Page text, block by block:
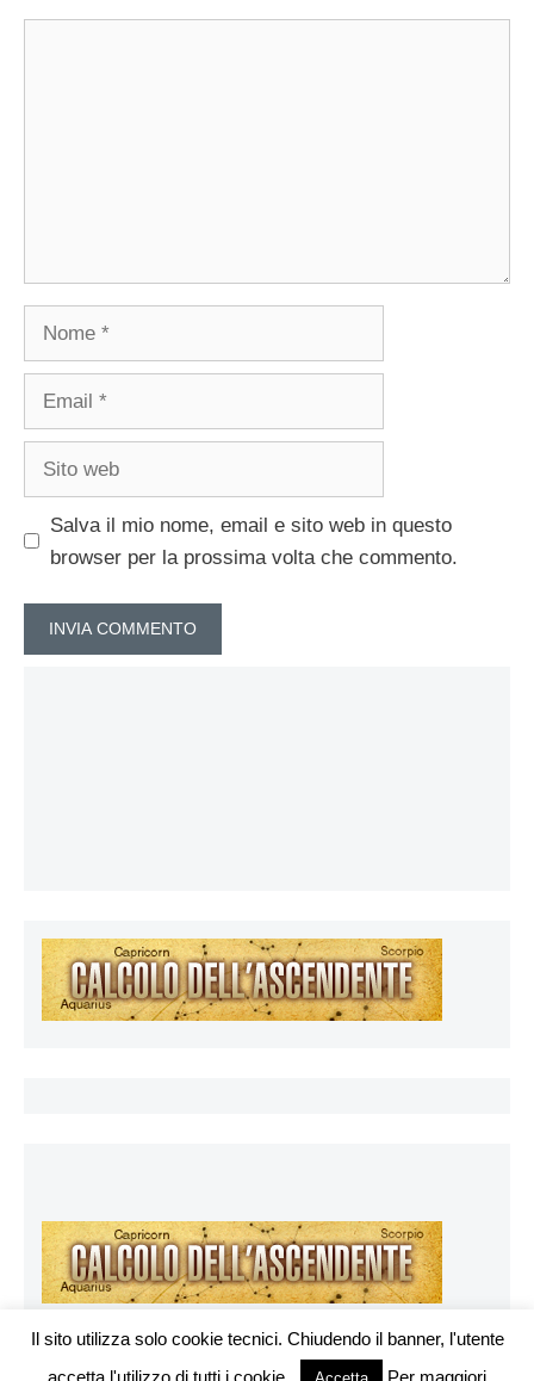
Salva il mio nome, email e sito web in questo
browser per la prossima volta che commento.
Il sito utilizza solo cookie tecnici. Chiudendo il banner, l'utente
accetta l'utilizzo di tutti i cookie.
Per maggiori